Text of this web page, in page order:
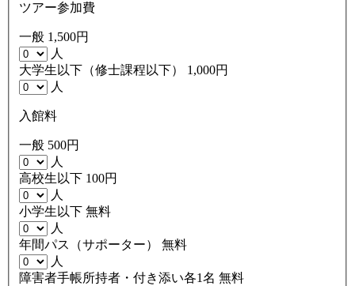
ツアー参加費
一般 1,500円
人
大学生以下 （修士課程以下）
1,000円
人
入館料
一般 500円
人
高校生以下 100円
人
小学生以下 無料
人
年間パス（サポーター）
無料
人
障害者手帳所持者・付き添い各1名 無料